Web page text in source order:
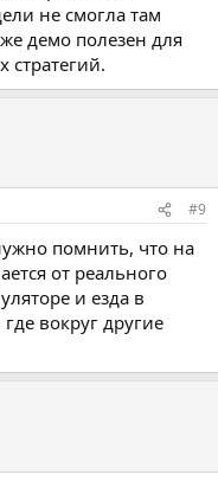
не смогла там
демо полезен для
стратегий.
#9
помнить, что на
от реального
и езда в
вокруг другие